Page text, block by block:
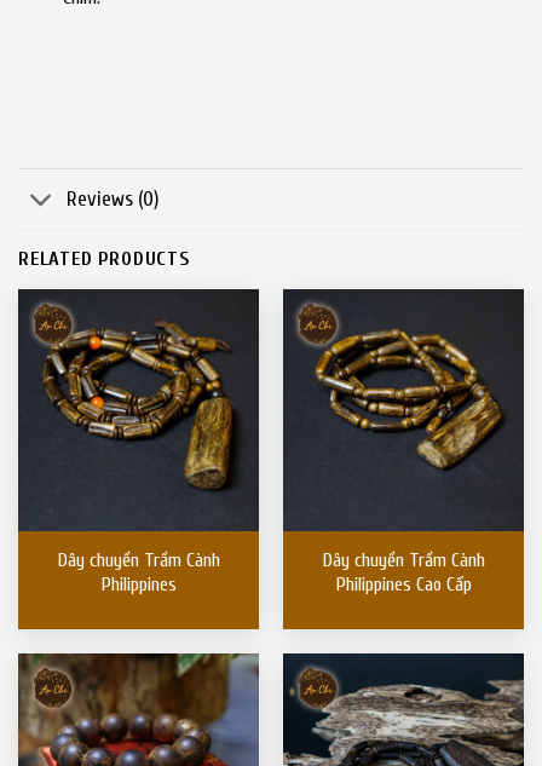
Reviews (0)
RELATED PRODUCTS
Dây chuyền Trầm Cành
Philippines
Dây chuyền Trầm Cành
Philippines Cao Cấp